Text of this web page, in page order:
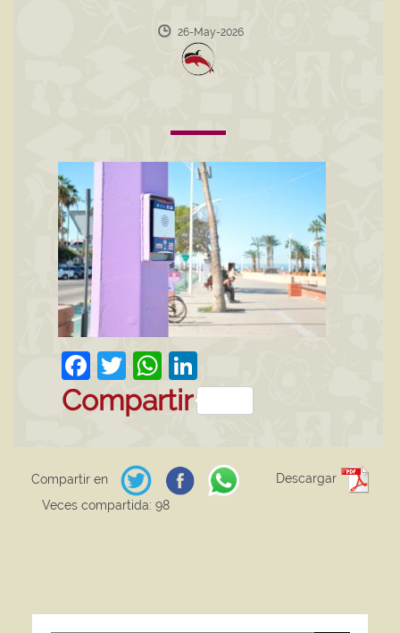
26-May-2026
Facebook
TwitterWhatsApp
Compartir
Compartir en
Descargar
Veces compartida: 98